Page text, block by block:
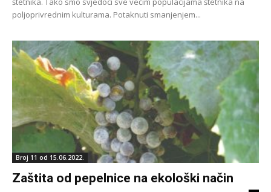
poljoprivrednim kulturama. Potaknuti smanjenjem...
Broj 11 od 15.06.2022.
Zaštita od pepelnice na ekološki način